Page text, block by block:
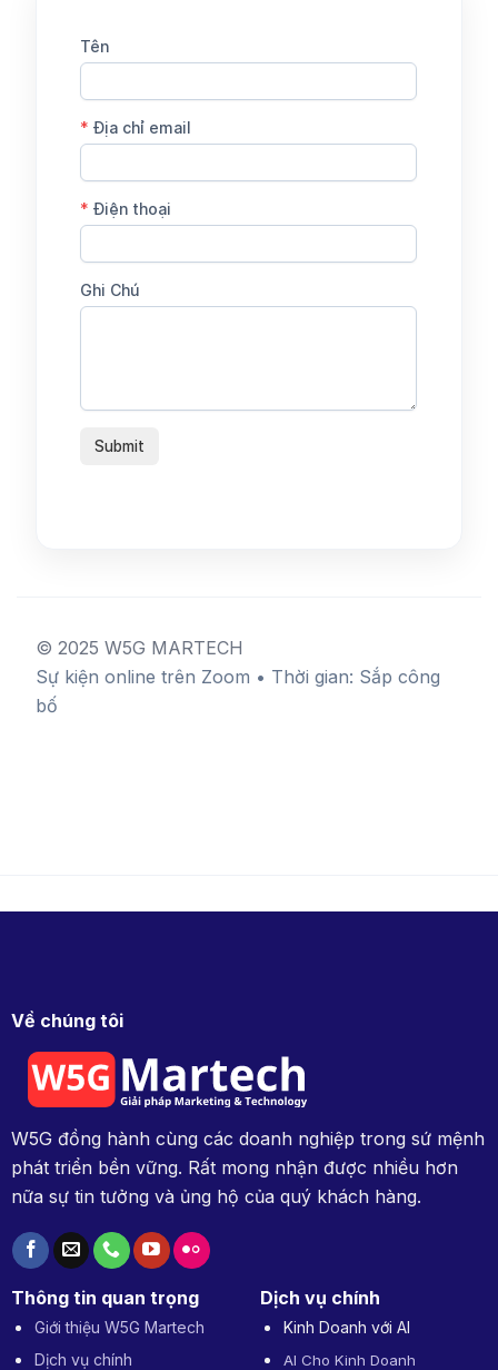
© 2025 W5G MARTECH
Sự kiện online trên Zoom • Thời gian: Sắp công
bố
Về chúng tôi
W5G đồng hành cùng các doanh nghiệp trong sứ mệnh
phát triển bền vững. Rất mong nhận được nhiều hơn
nữa sự tin tưởng và ủng hộ của quý khách hàng.
Thông tin quan trọng
Giới thiệu W5G Martech
Dịch vụ chính
Dịch vụ chính
Kinh Doanh với AI
AI Cho Kinh Doanh